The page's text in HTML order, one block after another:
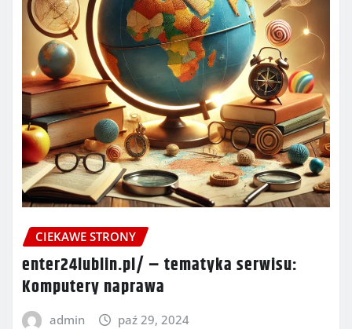
CIEKAWE STRONY
enter24lublin.pl/ – tematyka serwisu:
Komputery naprawa
admin paź 29, 2024